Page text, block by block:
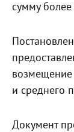
сумму
и среднего
Документ